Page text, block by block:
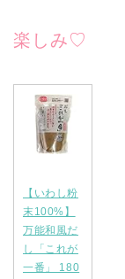
楽しみ♡
【いわし粉
末100%】
万能和風だ
し「これが
一番」 180